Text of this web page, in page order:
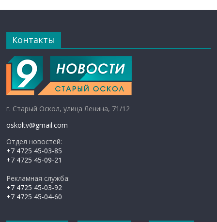
Контакты
г. Старый Оскол, улица Ленина, 71/12
oskoltv@gmail.com
Отдел новостей:
+7 4725 45-03-85
+7 4725 45-09-21
Рекламная служба:
+7 4725 45-03-92
+7 4725 45-04-60